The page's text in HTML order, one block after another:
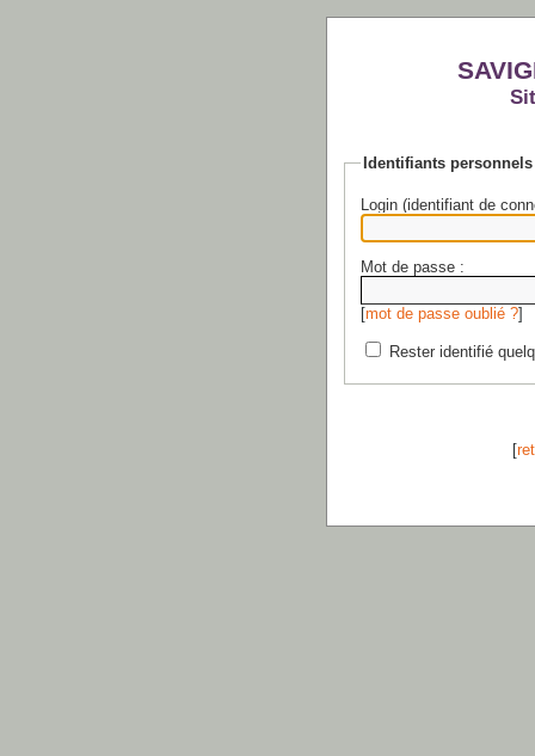
Identifiants personnels
Login (identifiant de
Mot de passe :
[mot de passe oublié ?]
Rester identifié
[